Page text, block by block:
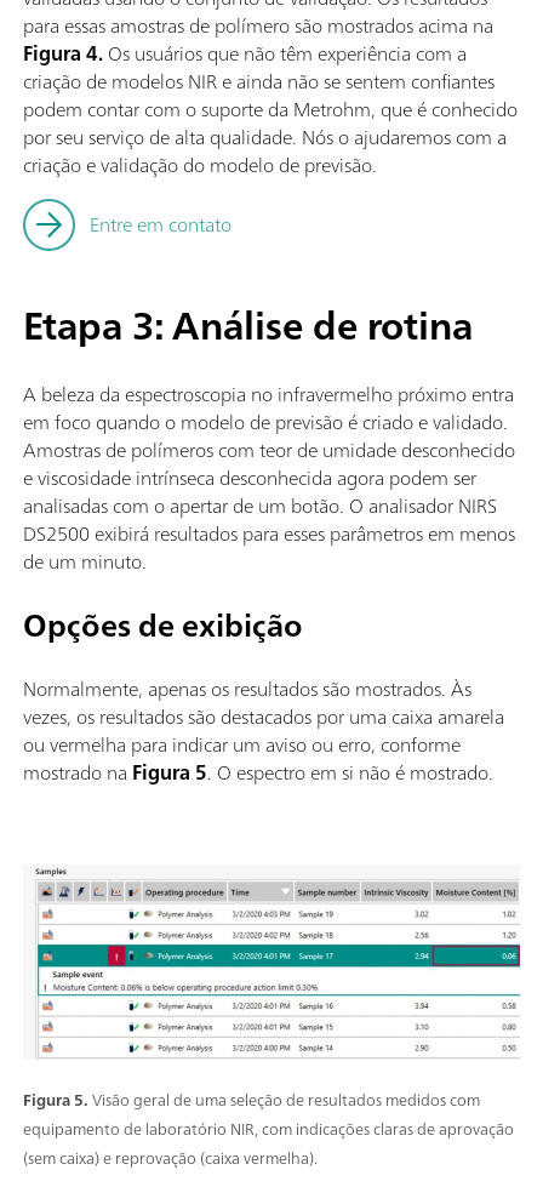
para essas amostras de polímero são mostrados acima na
Figura 4.Os usuários que não têm experiência com a
criação de modelos NIR e ainda não se sentem confiantes
podem contar com o suporte da Metrohm, que é conhecido
por seu serviço de alta qualidade. Nós o ajudaremos com a
criação e validação do modelo de previsão.
Entre em contato
Etapa 3: Análise de rotina
A beleza da espectroscopia no infravermelho próximo entra
em foco quando o modelo de previsão é criado e validado.
Amostras de polímeros com teor de umidade desconhecido
e viscosidade intrínseca desconhecida agora podem ser
analisadas com o apertar de um botão. O analisador NIRS
DS2500 exibirá resultados para esses parâmetros em menos
de um minuto.
Opções de exibição
Normalmente, apenas os resultados são mostrados. Às
vezes, os resultados são destacados por uma caixa amarela
ou vermelha para indicar um aviso ou erro, conforme
mostrado na Figura 5. O espectro em si não é mostrado.
Figura 5.Visão geral de uma seleção de resultados medidos com
equipamento de laboratório NIR, com indicações claras de aprovação
(sem caixa) e reprovação (caixa vermelha).